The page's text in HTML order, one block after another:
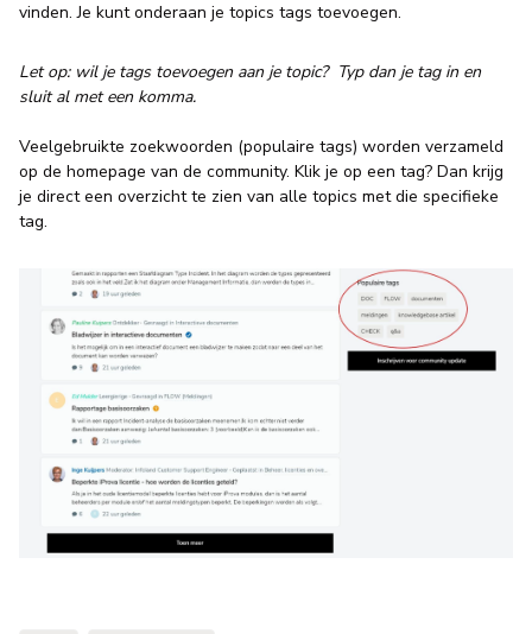
vinden. Je kunt onderaan je topics tags toevoegen.
Let op: wil je tags toevoegen aan je topic? Typ dan je tag in en
sluit al met een komma.
Veelgebruikte zoekwoorden (populaire tags) worden verzameld
op de homepage van de community. Klik je op een tag? Dan krijg
je direct een overzicht te zien van alle topics met die specifieke
tag.